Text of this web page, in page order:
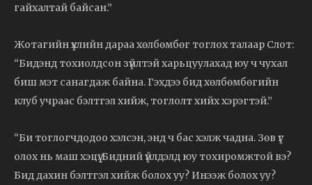
гайхалтай байсан.”
Жотагийн үхлийн дараа хөлбөмбөг тоглох талаар Слот:
“Бидэнд тохиолдсон зүйлтэй харьцуулахад юу ч чухал
биш мэт санагдаж байна. Гэхдээ бид хөлбөмбөгийн
клуб учраас бэлтгэл хийж, тоглолт хийх хэрэгтэй.”
“Би тоглогчдодоо хэлсэн, энд ч бас хэлж чадна. Зөв үг
олох нь маш хэцүү. Бидний үйлдэлд юу тохиромжтой вэ?
Бид дахин бэлтгэл хийж болох уу? Инээж болох уу?